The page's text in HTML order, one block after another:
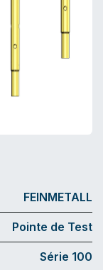
FEINMETALL
Pointe de Test
Série 100